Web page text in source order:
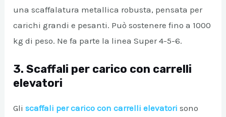
una scaffalatura metallica robusta, pensata per
carichi grandi e pesanti. Può sostenere fino a 1000
kg di peso. Ne fa parte la linea Super 4-5-6.
3. Scaffali per carico con carrelli
elevatori
Gliscaffali per carico con carrelli elevatori sono